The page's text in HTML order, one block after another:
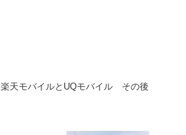
楽天モバイルとUQモバイル その後